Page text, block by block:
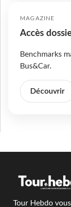
MAGAZINE
Accès
Benchmarks
Bus&Car.
Découvrir
Tour Hebdo